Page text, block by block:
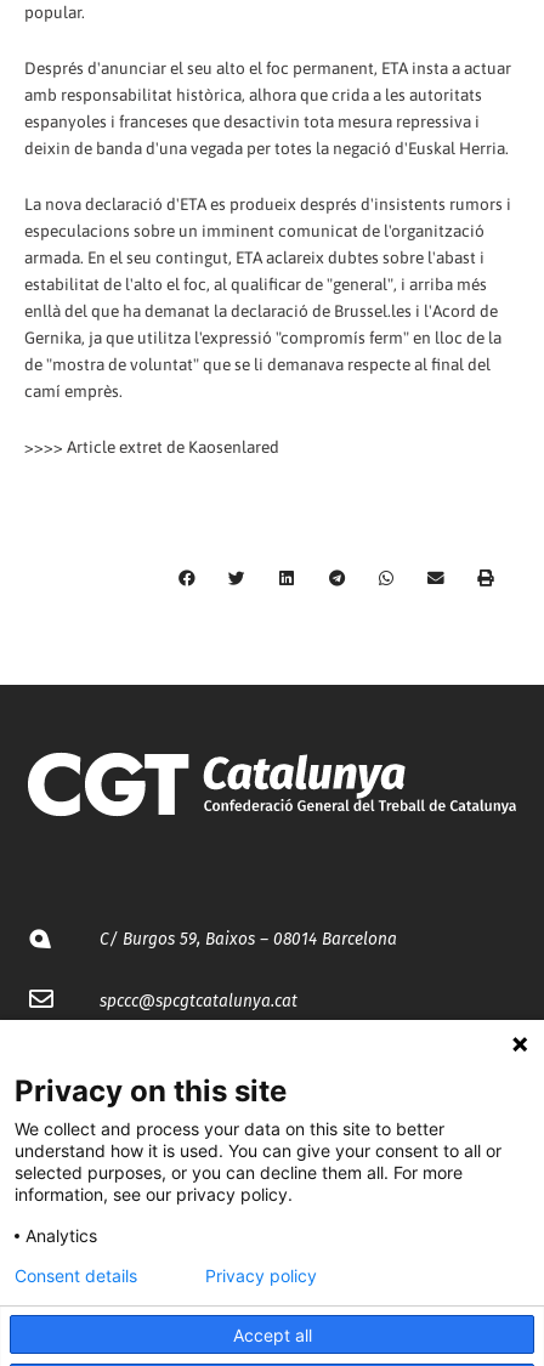
popular.
Després d'anunciar el seu alto el foc permanent, ETA insta a actuar
amb responsabilitat històrica, alhora que crida a les autoritats
espanyoles i franceses que desactivin tota mesura repressiva i
deixin de banda d'una vegada per totes la negació d'Euskal Herria.
La nova declaració d'ETA es produeix després d'insistents rumors i
especulacions sobre un imminent comunicat de l'organització
armada. En el seu contingut, ETA aclareix dubtes sobre l'abast i
estabilitat de l'alto el foc, al qualificar de "general", i arriba més
enllà del que ha demanat la declaració de Brussel.les i l'Acord de
Gernika, ja que utilitza l'expressió "compromís ferm" en lloc de la
de "mostra de voluntat" que se li demanava respecte al final del
camí emprès.
>>>> Article extret de Kaosenlared
C/ Burgos 59, Baixos – 08014 Barcelona
spccc@spcgtcatalunya.cat
@CGTCatalunya
cgtcatalunya
cgtcatalunya
Privacy on this site
We collect and process your data on this site to better
understand how it is used. You can give your consent to all or
selected purposes, or you can decline them all. For more
information, see our privacy policy.
Analytics
Accept all
Consent details Privacy policy